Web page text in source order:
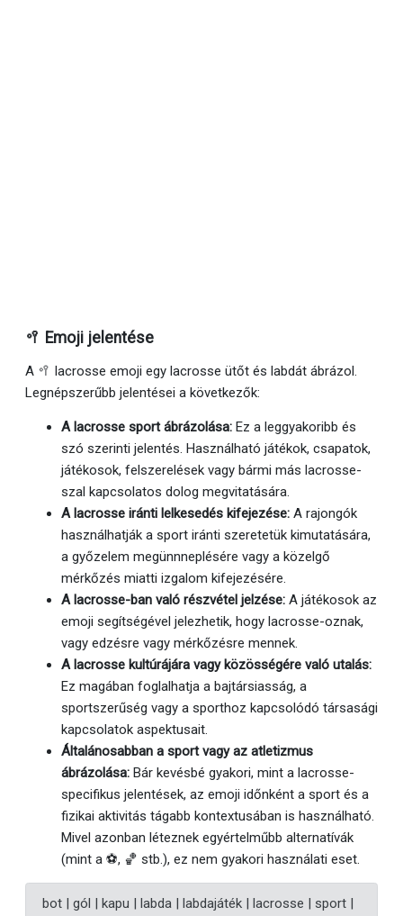
🥍 Emoji jelentése
A 🥍 lacrosse emoji egy lacrosse ütőt és labdát ábrázol.
Legnépszerűbb jelentései a következők:
A lacrosse sport ábrázolása: Ez a leggyakoribb és
szó szerinti jelentés. Használható játékok, csapatok,
játékosok, felszerelések vagy bármi más lacrosse-
szal kapcsolatos dolog megvitatására.
A lacrosse iránti lelkesedés kifejezése: A rajongók
használhatják a sport iránti szeretetük kimutatására,
a győzelem megünnneplésére vagy a közelgő
mérkőzés miatti izgalom kifejezésére.
A lacrosse-ban való részvétel jelzése: A játékosok az
emoji segítségével jelezhetik, hogy lacrosse-oznak,
vagy edzésre vagy mérkőzésre mennek.
A lacrosse kultúrájára vagy közösségére való utalás:
Ez magában foglalhatja a bajtársiasság, a
sportszerűség vagy a sporthoz kapcsolódó társasági
kapcsolatok aspektusait.
Általánosabban a sport vagy az atletizmus
ábrázolása: Bár kevésbé gyakori, mint a lacrosse-
specifikus jelentések, az emoji időnként a sport és a
fizikai aktivitás tágabb kontextusában is használható.
Mivel azonban léteznek egyértelműbb alternatívák
(mint a ⚽️, 🏀 stb.), ez nem gyakori használati eset.
bot | gól | kapu | labda | labdajáték | lacrosse | sport |